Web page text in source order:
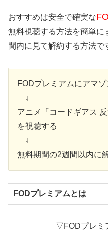
おすすめは安全で確実な
無料視聴する方法を簡単に
間内に見て解約する方法で
FODプレミアムにアマ
↓
アニメ『コードギアス
を視聴する
↓
無料期間の2週間以内に
FODプレミアムとは
▽FODプレミ